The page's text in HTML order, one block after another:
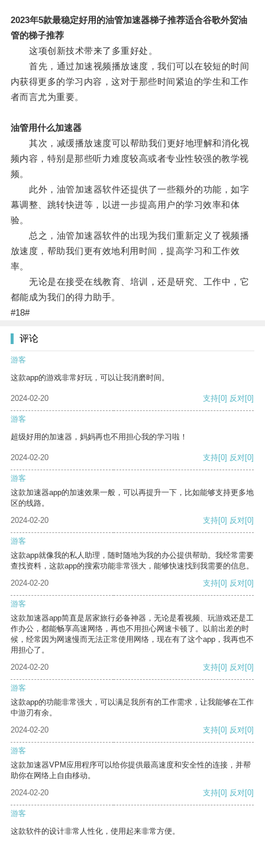
2023年5款最稳定好用的油管加速器梯子推荐适合谷歌外贸油
管的梯子推荐
这项创新技术带来了多重好处。
首先，通过加速视频播放速度，我们可以在较短的时间
内获得更多的学习内容，这对于那些时间紧迫的学生和工作
者而言尤为重要。
油管用什么加速器
其次，减缓播放速度可以帮助我们更好地理解和消化视
频内容，特别是那些听力难度较高或者专业性较强的教学视
频。
此外，油管加速器软件还提供了一些额外的功能，如字
幕调整、跳转快进等，以进一步提高用户的学习效率和体
验。
总之，油管加速器软件的出现为我们重新定义了视频播
放速度，帮助我们更有效地利用时间，提高学习和工作效
率。
无论是在接受在线教育、培训，还是研究、工作中，它
都能成为我们的得力助手。
#18#
评论
游客
这款app的游戏非常好玩，可以让我消磨时间。
2024-02-20 支持[0] 反对[0]
游客
超级好用的加速器，妈妈再也不用担心我的学习啦！
2024-02-20 支持[0] 反对[0]
游客
这款加速器app的加速效果一般，可以再提升一下，比如能够支持更多地
区的线路。
2024-02-20
支持[0] 反对[0]
游客
这款app就像我的私人助理，随时随地为我的办公提供帮助。我经常需要
查找资料，这款app的搜索功能非常强大，能够快速找到我需要的信息。
2024-02-20
支持[0] 反对[0]
游客
这款加速器app简直是居家旅行必备神器，无论是看视频、玩游戏还是工
作办公，都能畅享高速网络，再也不用担心网速卡顿了。以前出差的时
候，经常因为网速慢而无法正常使用网络，现在有了这个app，我再也不
用担心了。
2024-02-20
支持[0] 反对[0]
游客
这款app的功能非常强大，可以满足我所有的工作需求，让我能够在工作
中游刃有余。
2024-02-20
支持[0] 反对[0]
游客
这款加速器VPM应用程序可以给你提供最高速度和安全性的连接，并帮
助你在网络上自由移动。
2024-02-20
支持[0] 反对[0]
游客
这款软件的设计非常人性化，使用起来非常方便。